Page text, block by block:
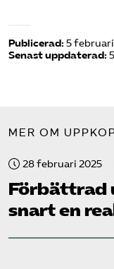
Publicerad: 5
Senast uppdaterad:
MER OM
28 februari 2025
Förbättrad
snart en